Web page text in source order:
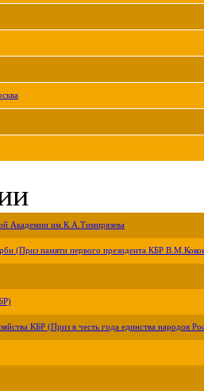
Академии им.К.А.Тимирязева
(Приз памяти первого президента КБР
КБР (Приз в честь года единства народов